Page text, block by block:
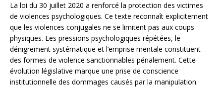
La loi du 30 juillet 2020 a renforcé la protection des victimes
de violences psychologiques. Ce texte reconnaît explicitement
que les violences conjugales ne se limitent pas aux coups
physiques. Les pressions psychologiques répétées, le
dénigrement systématique et l’emprise mentale constituent
des formes de violence sanctionnables pénalement. Cette
évolution législative marque une prise de conscience
institutionnelle des dommages causés par la manipulation.